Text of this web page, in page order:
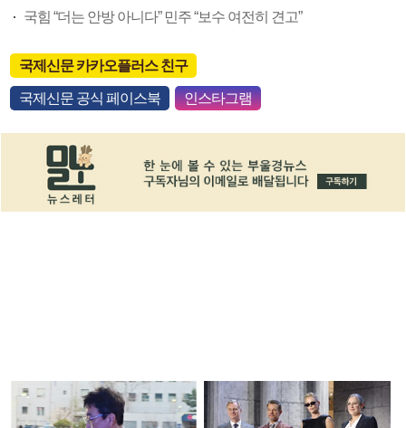
국힘 “더는 안방 아니다” 민주 “보수 여전히 견고”
국제신문 카카오플러스 친구
국제신문 공식 페이스북 인스타그램